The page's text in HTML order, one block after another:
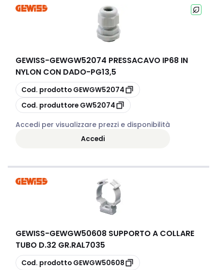
GEWISS-GEWGW52074 PRESSACAVO IP68 IN
NYLON CON DADO-PG13,5
copia
Cod. prodotto GEWGW52074
copia
Cod. produttore GW52074
Accedi per visualizzare prezzi e disponibilità
Accedi
GEWISS-GEWGW50608 SUPPORTO A COLLARE
TUBO D.32 GR.RAL7035
copia
Cod. prodotto GEWGW50608